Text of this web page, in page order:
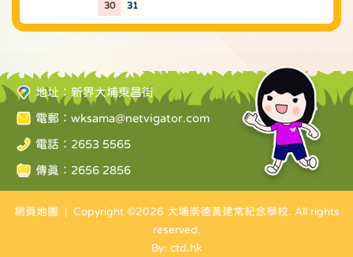
30 31
地址：新界大埔東昌街
電郵： wksama@netvigator.com
電話：2653 5565
傳真：2656 2856
網頁地圖 | Copyright ©2026 大埔崇德黃建常紀念學校. All rights
reserved.
By: ctd.hk